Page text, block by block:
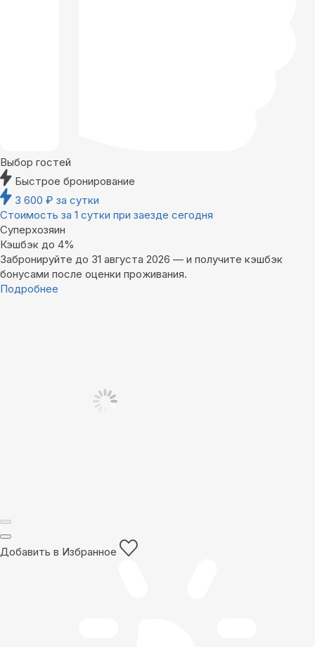
Выбор гостей
Быстрое бронирование
3 600 ₽ за сутки
Стоимость за 1 сутки при заезде сегодня
Суперхозяин
Кэшбэк до 4%
Забронируйте до 31 августа 2026 — и получите кэшбэк
бонусами после оценки проживания.
Подробнее
Добавить в Избранное